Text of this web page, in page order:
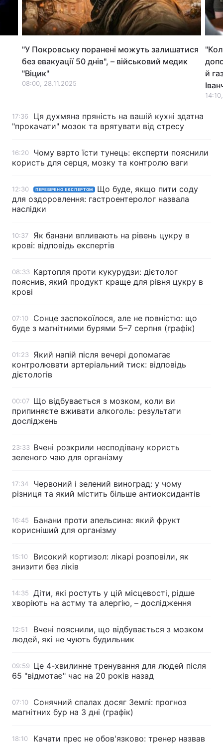
"У Покровську поранені можуть залишатися
без евакуації 50 днів", – військовий медик
"Віцик"
08:00, 28.11.2025
й
17:36
Ця духмяна пряність на вашій кухні здатна
"прокачати" мозок та врятувати від стресу
16:20
Чому варто їсти тунець: експерти пояснили
користь для серця, мозку та контролю ваги
12:30 ПЕРЕВІРЕНО ЕКСПЕРТОМ
Що буде, якщо пити соду
для оздоровлення: гастроентеролог назвала
наслідки
10:37
Як банани впливають на рівень цукру в
крові: відповідь експертів
08:33 Картопля проти кукурудзи: дієтолог
пояснив, який продукт краще для рівня цукру в
крові
07:10
Сонце заспокоїлося, але не повністю: що
буде з магнітними бурями 5–7 серпня (графік)
01:23
Який напій після вечері допомагає
контролювати артеріальний тиск: відповідь
дієтологів
00:07 Що відбувається з мозком, коли ви
припиняєте вживати алкоголь: результати
досліджень
23:33 Вчені розкрили несподівану користь
зеленого чаю для організму
17:34
Червоний і зелений виноград: у чому
різниця та який містить більше антиоксидантів
16:45
Банани проти апельсина: який фрукт
корисніший для організму
15:10
Високий кортизол: лікарі розповіли, як
знизити без ліків
14:35
Діти, які ростуть у цій місцевості, рідше
хворіють на астму та алергію, – дослідження
12:51
Вчені пояснили, що відбувається з мозком
людей, які не чують будильник
09:59 Це 4-хвилинне тренування для людей після
65 "відмотає" час на 20 років назад
07:10
Сонячний спалах досяг Землі: прогноз
магнітних бур на 3 дні (графік)
18:10
Качати прес не обов'язково: тренер назвав